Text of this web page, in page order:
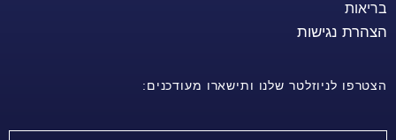
בריאות
הצהרת נגישות
הצטרפו לניוזלטר שלנו ותישארו מעודכנים: